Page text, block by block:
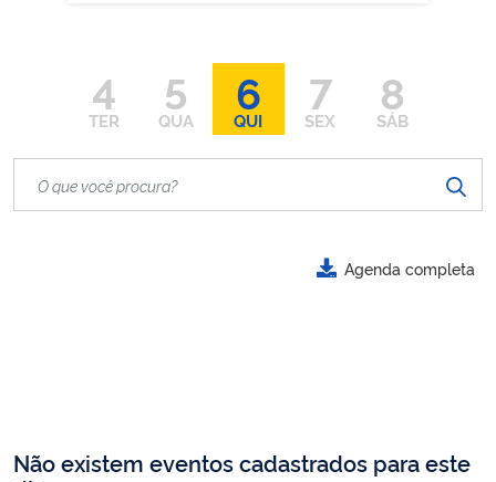
4
TER
5
QUA
6
QUI
7
SEX
8
SÁB
Agenda completa
Não existem eventos cadastrados para este